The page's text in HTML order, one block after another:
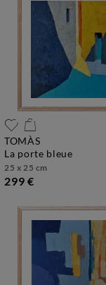
TOMÀS
la porte bleue
25 x 25 cm
299 €